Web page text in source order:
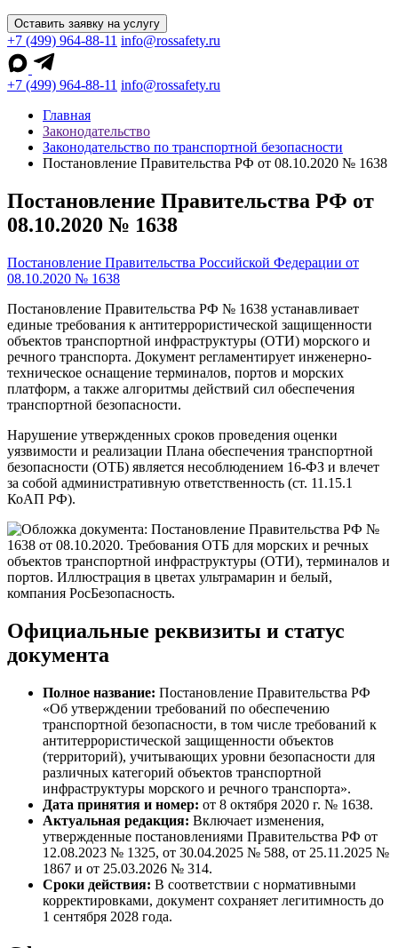
Оставить заявку на услугу
+7 (499) 964-88-11 info@rossafety.ru
+7 (499) 964-88-11 info@rossafety.ru
Главная
Законодательство
Законодательство по транспортной безопасности
Постановление Правительства РФ от 08.10.2020 № 1638
Постановление Правительства РФ от
08.10.2020 № 1638
Постановление Правительства Российской Федерации от
08.10.2020 № 1638
Постановление Правительства РФ № 1638 устанавливает
единые требования к антитеррористической защищенности
объектов транспортной инфраструктуры (ОТИ) морского и
речного транспорта. Документ регламентирует инженерно-
техническое оснащение терминалов, портов и морских
платформ, а также алгоритмы действий сил обеспечения
транспортной безопасности.
Нарушение утвержденных сроков проведения оценки
уязвимости и реализации Плана обеспечения транспортной
безопасности (ОТБ) является несоблюдением 16-ФЗ и влечет
за собой административную ответственность (ст. 11.15.1
КоАП РФ).
Официальные реквизиты и статус
документа
Полное название: Постановление Правительства РФ
«Об утверждении требований по обеспечению
транспортной безопасности, в том числе требований к
антитеррористической защищенности объектов
(территорий), учитывающих уровни безопасности для
различных категорий объектов транспортной
инфраструктуры морского и речного транспорта».
Дата принятия и номер: от 8 октября 2020 г. № 1638.
Актуальная редакция: Включает изменения,
утвержденные постановлениями Правительства РФ от
12.08.2023 № 1325, от 30.04.2025 № 588, от 25.11.2025 №
1867 и от 25.03.2026 № 314.
Сроки действия: В соответствии с нормативными
корректировками, документ сохраняет легитимность до
1 сентября 2028 года.